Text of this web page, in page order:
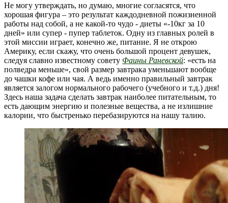
Не могу утверждать, но думаю, многие согласятся, что
хорошая фигура – это результат каждодневной пожизненной
работы над собой, а не какой-то чудо - диеты «-10кг за 10
дней» или супер - пупер таблеток. Одну из главных ролей в
этой миссии играет, конечно же, питание. Я не открою
Америку, если скажу, что очень большой процент девушек,
следуя славно известному совету Фаины Раневской: «есть на
полведра меньше», свой размер завтрака уменьшают вообще
до чашки кофе или чая. А ведь именно правильный завтрак
является залогом нормального рабочего (учебного и т.д.) дня!
Здесь наша задача сделать завтрак наиболее питательным, то
есть дающим энергию и полезные вещества, а не излишние
калории, что быстренько перебазируются на нашу талию.